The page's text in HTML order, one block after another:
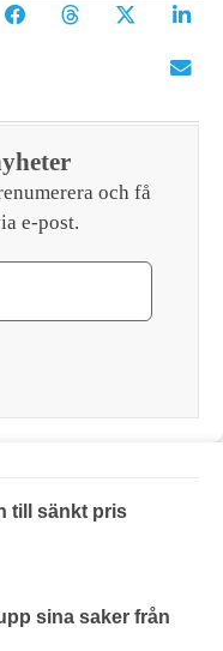
och få
e-post.
till sänkt pris
sina saker från